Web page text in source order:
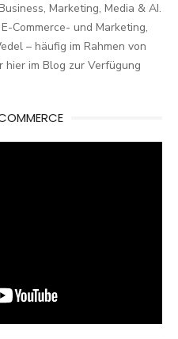
Marketing, Media & AI.
Commerce- und Marketing,
– häufig im Rahmen von
im Blog zur Verfügung